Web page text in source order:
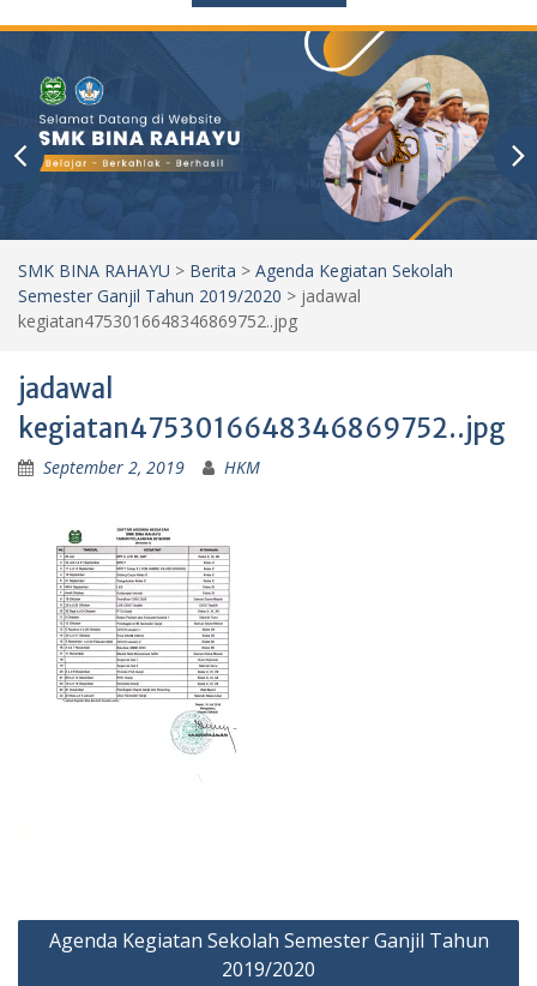
SMK BINA RAHAYU > Berita > Agenda Kegiatan Sekolah
Semester Ganjil Tahun 2019/2020 > jadawal
kegiatan4753016648346869752..jpg
jadawal
kegiatan4753016648346869752..jpg
September 2, 2019 HKM
Navigasi
Agenda Kegiatan Sekolah Semester Ganjil Tahun
2019/2020